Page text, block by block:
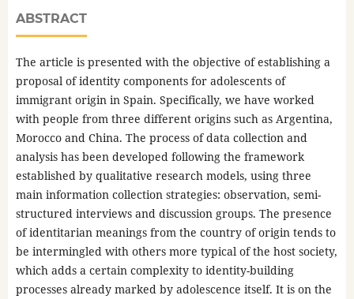
ABSTRACT
The article is presented with the objective of establishing a
proposal of identity components for adolescents of
immigrant origin in Spain. Specifically, we have worked
with people from three different origins such as Argentina,
Morocco and China. The process of data collection and
analysis has been developed following the framework
established by qualitative research models, using three
main information collection strategies: observation, semi-
structured interviews and discussion groups. The presence
of identitarian meanings from the country of origin tends to
be intermingled with others more typical of the host society,
which adds a certain complexity to identity-building
processes already marked by adolescence itself. It is on the